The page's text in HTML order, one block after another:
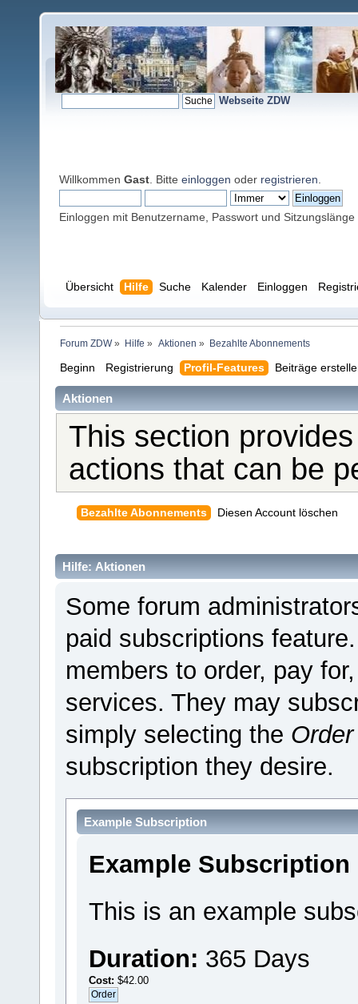
Webseite ZDW
Willkommen Gast . Bitte einloggen oder registrieren
Einloggen mit Benutzername, Passwort und Sitzungslänge
Übersicht Hilfe Suche Kalender Einloggen
Forum ZDW» Hilfe » Aktionen » Bezahlte Abonnements
Beginn Registrierung Profil-Features Beiträge
Aktionen
This section
actions that can be
Bezahlte Abonnements Diesen Account löschen
Hilfe: Aktionen
Some forum
paid subscriptions
members to order, pay
services. They may
simply selecting the Order
subscription they desire.
Example Subscription
Example Subscription
This is an example
Duration: 365 Days
Cost: $42.00